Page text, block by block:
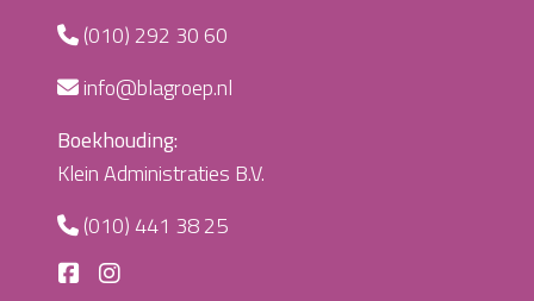
(010) 292 30 60
info@blagroep.nl
Boekhouding:
Klein Administraties B.V.
(010) 441 38 25